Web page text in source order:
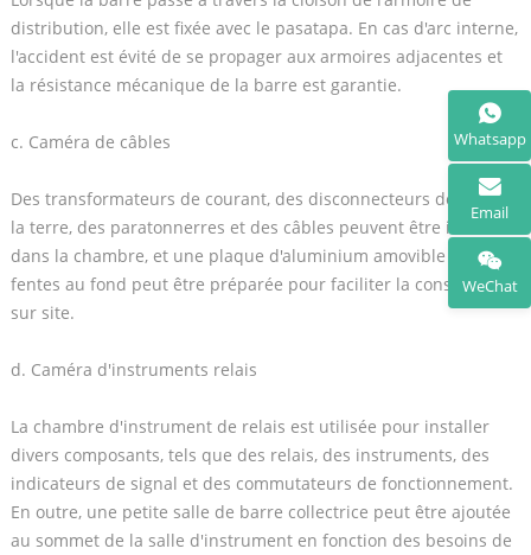
distribution, elle est fixée avec le pasatapa. En cas d'arc interne,
l'accident est évité de se propager aux armoires adjacentes et
la résistance mécanique de la barre est garantie.
c. Caméra de câbles
Des transformateurs de courant, des disconnecteurs de mise à
la terre, des paratonnerres et des câbles peuvent être installés
dans la chambre, et une plaque d'aluminium amovible avec des
fentes au fond peut être préparée pour faciliter la construction
sur site.
d. Caméra d'instruments relais
La chambre d'instrument de relais est utilisée pour installer
divers composants, tels que des relais, des instruments, des
indicateurs de signal et des commutateurs de fonctionnement.
En outre, une petite salle de barre collectrice peut être ajoutée
au sommet de la salle d'instrument en fonction des besoins de
Whatsapp
Email
WeChat